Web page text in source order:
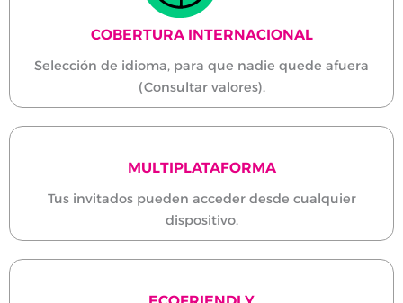
COBERTURA INTERNACIONAL
Selección de idioma, para que nadie quede afuera
(Consultar valores).
MULTIPLATAFORMA
Tus invitados pueden acceder desde cualquier
dispositivo.